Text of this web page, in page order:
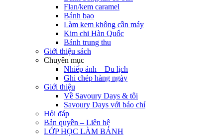
Flan/kem caramel
Bánh bao
Làm kem không cần máy
Kim chi Hàn Quốc
Bánh trung thu
Giới thiệu sách
Chuyên mục
Nhiếp ảnh – Du lịch
Ghi chép hàng ngày
Giới thiệu
Về Savoury Days & tôi
Savoury Days với báo chí
Hỏi đáp
Bản quyền – Liên hệ
LỚP HỌC LÀM BÁNH